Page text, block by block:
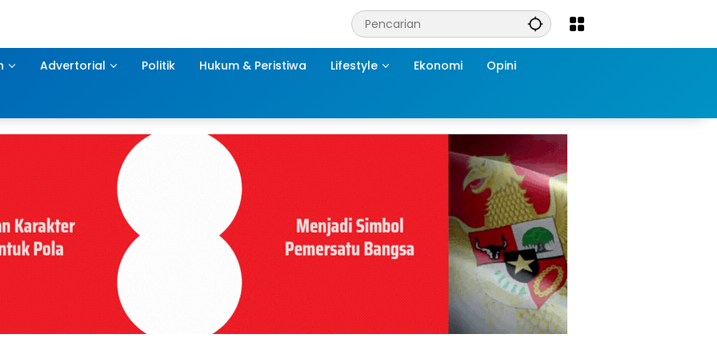
Advertorial Politik Hukum & Peristiwa Lifestyle Ekonomi Opini